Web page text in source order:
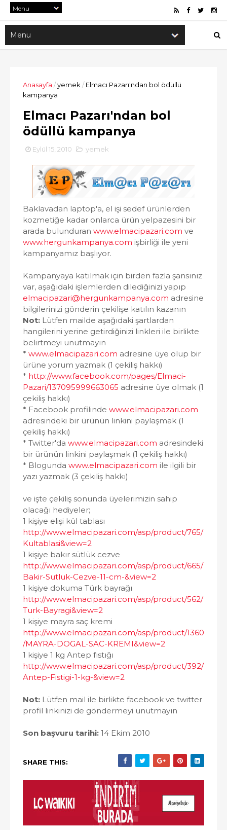
Anasayfa /yemek / Elmacı Pazarı'ndan bol ödüllü
kampanya
Elmacı Pazarı'ndan bol
ödüllü kampanya
Eylül 15, 2010 yemek
Baklavadan laptop'a, el işi sedef ürünlerden
kozmetiğe kadar onlarca ürün yelpazesini bir
arada bulunduran www.elmacipazari.com ve
www.hergunkampanya.com işbirliği ile yeni
kampanyamız başlıyor.
Kampanyaya katılmak için birden fazla şansınız
var, aşağıdaki işlemlerden dilediğinizi yapıp
elmacipazari@hergunkampanya.com adresine
bilgilerinizi gönderin çekilişe katılın kazanın
Not: Lütfen mailde aşağıdaki şartlardan
hangilerini yerine getirdiğinizi linkleri ile birlikte
belirtmeyi unutmayın
* www.elmacipazari.com adresine üye olup bir
ürüne yorum yazmak (1 çekiliş hakkı)
* http://www.facebook.com/pages/Elmaci-
Pazari/137095999663065 adresine üye olmak (1
çekiliş hakkı)
* Facebook profilinde www.elmacipazari.com
adresindeki bir ürünün linkini paylaşmak (1
çekiliş hakkı)
* Twitter'da www.elmacipazari.com adresindeki
bir ürünün linkini paylaşmak (1 çekiliş hakkı)
* Blogunda www.elmacipazari.com ile ilgili bir
yazı yazmak (3 çekiliş hakkı)
ve işte çekiliş sonunda üyelerimizin sahip
olacağı hediyeler;
1 kişiye elişi kül tablası
http://www.elmacipazari.com/asp/product/765/
Kultablasi&view=2
1 kişiye bakır sütlük cezve
http://www.elmacipazari.com/asp/product/665/
Bakir-Sutluk-Cezve-11-cm-&view=2
1 kişiye dokuma Türk bayrağı
http://www.elmacipazari.com/asp/product/562/
Turk-Bayragi&view=2
1 kişiye mayra saç kremi
http://www.elmacipazari.com/asp/product/1360
/MAYRA-DOGAL-SAC-KREMI&view=2
1 kişiye 1 kg Antep fıstığı
http://www.elmacipazari.com/asp/product/392/
Antep-Fistigi-1-kg-&view=2
Not: Lütfen mail ile birlikte facebook ve twitter
profil linkinizi de göndermeyi unutmayın
Son başvuru tarihi: 14 Ekim 2010
SHARE THIS: